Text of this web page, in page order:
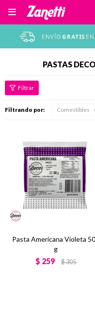

PASTAS
Filtrando por: Comestibles
Pasta Americana Violeta
g
$ 259 $305